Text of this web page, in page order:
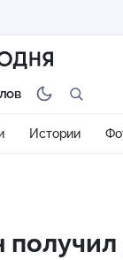
Истории
получил